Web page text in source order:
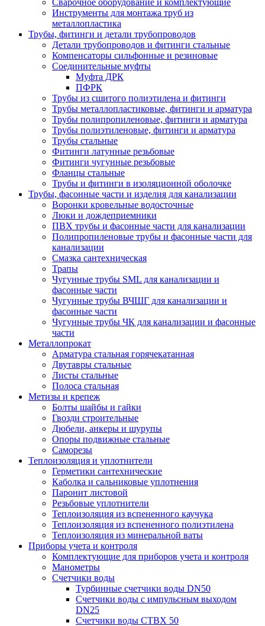
Сварочное оборудование и комплектующие
Инструменты для монтажа труб из
металлопластика
Трубы, фитинги и детали трубопроводов
Детали трубопроводов и фитинги стальные
Компенсаторы сильфонные и резиновые
Соединительные муфты
Муфта ДРК
ПФРК
Трубы из сшитого полиэтилена и фитинги
Трубы металлопластиковые, фитинги и арматура
Трубы полипропиленовые, фитинги и арматура
Трубы полиэтиленовые, фитинги и арматура
Трубы стальные
Фитинги латунные резьбовые
Фитинги чугунные резьбовые
Фланцы стальные
Трубы и фитинги в изоляционной оболочке
Трубы, фасонные части и изделия для канализации
Воронки кровельные водосточные
Люки и дождеприемники
ПВХ трубы и фасонные части для канализации
Полипропиленовые трубы и фасонные части для
канализации
Смазка сантехническая
Трапы
Чугунные трубы SML для канализации и
фасонные части
Чугунные трубы ВЧШГ для канализации и
фасонные части
Чугунные трубы ЧК для канализации и фасонные
части
Металлопрокат
Арматура стальная горячекатанная
Двутавры стальные
Листы стальные
Полоса стальная
Метизы и крепеж
Болты шайбы и гайки
Гвозди строительные
Дюбели, анкеры и шурупы
Опоры подвижные стальные
Саморезы
Теплоизоляция и уплотнители
Герметики сантехнические
Каболка и сальниковые уплотнения
Паронит листовой
Резьбовые уплотнители
Теплоизоляция из вспененного каучука
Теплоизоляция из вспененного полиэтилена
Теплоизоляция из минеральной ваты
Приборы учета и контроля
Комплектующие для приборов учета и контроля
Манометры
Счетчики воды
Турбинные счетчики воды DN50
Счетчики воды с импульсным выходом
DN25
Счетчики воды СТВХ 50